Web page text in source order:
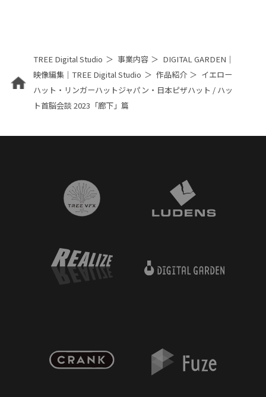
TREE Digital Studio 事業内容
DIGITAL GARDEN｜
映像編集｜TREE Digital Studio
作品紹介
イエロー
ハット・リンガーハットジャパン・日本ピザハット / ハッ
ト首脳会談 2023「廊下」篇